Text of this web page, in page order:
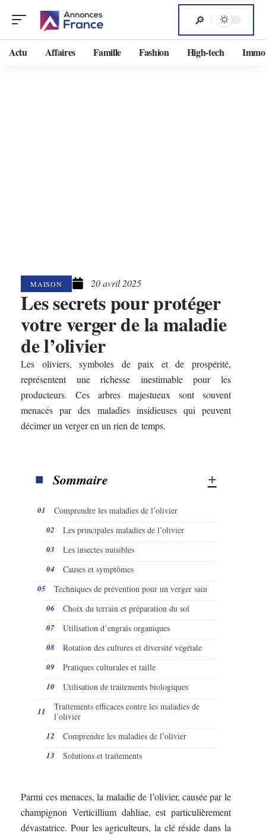
Actu Affaires Famille Fashion High-tech
MAISON 20 avril 2025
Les secrets pour protéger
votre verger de la maladie
de l’olivier
Les oliviers, symboles de paix et de prospérité,
représentent une richesse inestimable pour les
producteurs. Ces arbres majestueux sont souvent
menacés par des maladies insidieuses qui peuvent
décimer un verger en un rien de temps.
Sommaire
Comprendre les maladies de l’olivier
Les principales maladies de l’olivier
Les insectes nuisibles
Causes et symptômes
Techniques de prévention pour un verger sain
Choix du terrain et préparation du sol
Utilisation d’engrais organiques
Rotation des cultures et diversité végétale
Pratiques culturales et taille
Utilisation de traitements biologiques
Traitements efficaces contre les maladies de
l’olivier
Comprendre les maladies de l’olivier
Solutions et traitements
Parmi ces menaces, la maladie de l’olivier, causée par le
champignon Verticillium dahliae, est particulièrement
dévastatrice. Pour les agriculteurs, la clé réside dans la